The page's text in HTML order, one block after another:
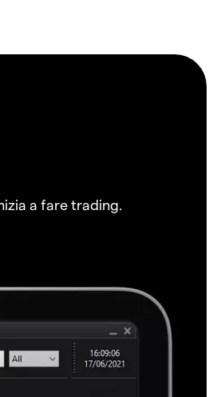
a fare trading.